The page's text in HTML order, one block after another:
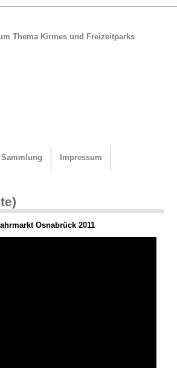
Thema Kirmes und Freizeitparks
Sammlung Impressum
Osnabrück 2011